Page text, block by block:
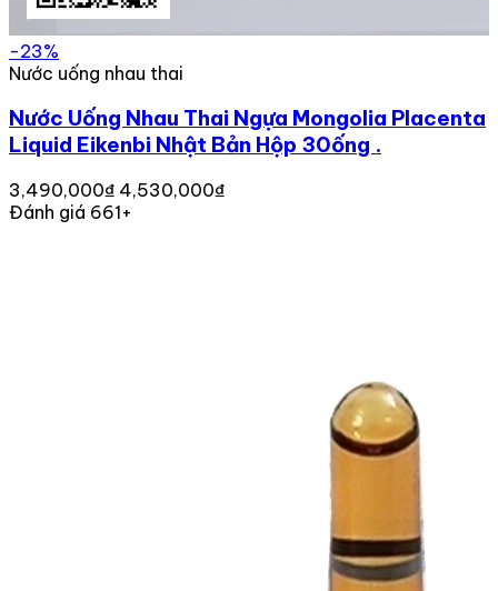
-23%
Nước uống nhau thai
Nước Uống Nhau Thai Ngựa Mongolia Placenta
Liquid Eikenbi Nhật Bản Hộp 30ống .
3,490,000₫ 4,530,000₫
Đánh giá 661+